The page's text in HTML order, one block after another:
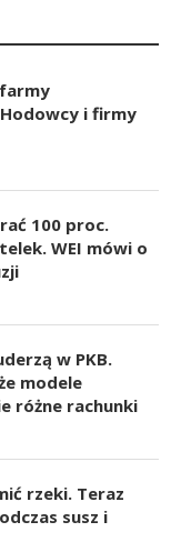
farmy
i firmy
100 proc.
WEI mówi o
w PKB.
modele
różne rachunki
rzeki. Teraz
susz i